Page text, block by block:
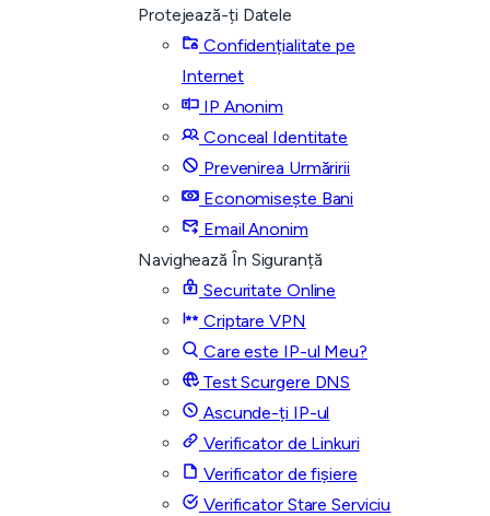
Protejează-ți Datele
Confidențialitate pe
Internet
IP Anonim
Conceal Identitate
Prevenirea Urmăririi
Economisește Bani
Email Anonim
Navighează În Siguranță
Securitate Online
Criptare VPN
Care este IP-ul Meu?
Test Scurgere DNS
Ascunde-ți IP-ul
Verificator de Linkuri
Verificator de fișiere
Verificator Stare Serviciu